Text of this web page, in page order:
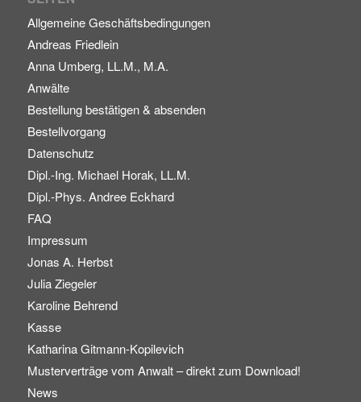
Allgemeine Geschäftsbedingungen
Andreas Friedlein
Anna Umberg, LL.M., M.A.
Anwälte
Bestellung bestätigen & absenden
Bestellvorgang
Datenschutz
Dipl.-Ing. Michael Horak, LL.M.
Dipl.-Phys. Andree Eckhard
FAQ
Impressum
Jonas A. Herbst
Julia Ziegeler
Karoline Behrend
Kasse
Katharina Gitmann-Kopilevich
Musterverträge vom Anwalt – direkt zum Download!
News